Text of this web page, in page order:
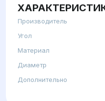
Производитель
Угол
Материал
Диаметр
Дополнительно